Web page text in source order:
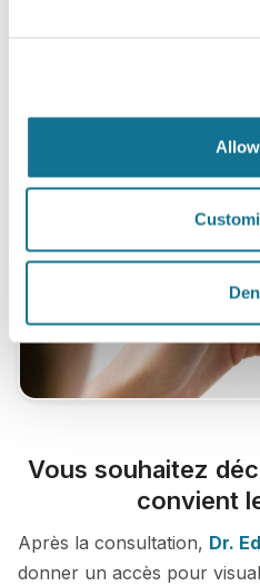
Vous souhaitez
convient
Après la consultation, Dr.
donner un accès pour